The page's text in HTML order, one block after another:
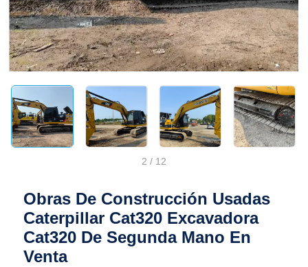
2 / 12
Obras De Construcción Usadas
Caterpillar Cat320 Excavadora
Cat320 De Segunda Mano En
Venta